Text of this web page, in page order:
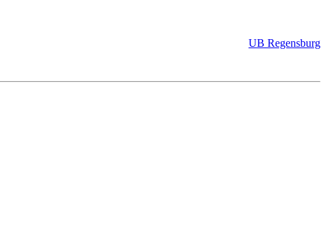
UB Regensburg